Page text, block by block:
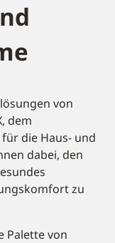
von
dem
die Haus- und
dabei, den
zu
Palette von